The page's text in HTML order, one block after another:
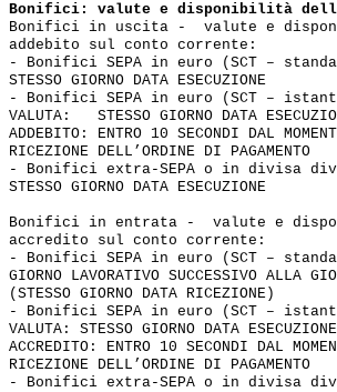
Bonifici: valute e disponibilità delle
Bonifici in uscita -  valute e
addebito sul conto corrente:
- Bonifici SEPA in euro (SCT –
STESSO GIORNO DATA ESECUZIONE
- Bonifici SEPA in euro (SCT –
VALUTA:   STESSO GIORNO DATA
ADDEBITO: ENTRO 10 SECONDI DAL
RICEZIONE DELL’ORDINE DI PAGAMENTO
- Bonifici extra-SEPA o in divisa
STESSO GIORNO DATA ESECUZIONE
Bonifici in entrata -  valute e
accredito sul conto corrente:
- Bonifici SEPA in euro (SCT –
GIORNO LAVORATIVO SUCCESSIVO ALLA
(STESSO GIORNO DATA RICEZIONE)
- Bonifici SEPA in euro (SCT –
VALUTA: STESSO GIORNO DATA
ACCREDITO: ENTRO 10 SECONDI DAL
RICEZIONE DELL’ORDINE DI PAGAMENTO
- Bonifici extra-SEPA o in divisa